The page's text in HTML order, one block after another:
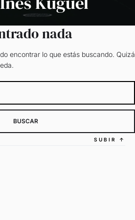
nada
encontrar lo que estás buscando. Quizá
SUBIR ↑